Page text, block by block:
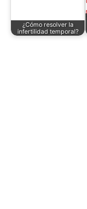
¿Cómo resolver la
infertilidad temporal?